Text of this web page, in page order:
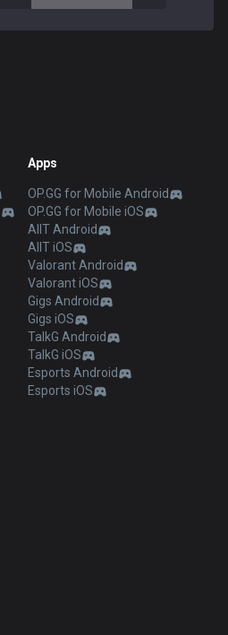
Apps
OP.GG for Mobile Android
OP.GG for Mobile iOS
AllT Android
AllT iOS
Valorant Android
Valorant iOS
Gigs Android
Gigs iOS
TalkG Android
TalkG iOS
Esports Android
Esports iOS